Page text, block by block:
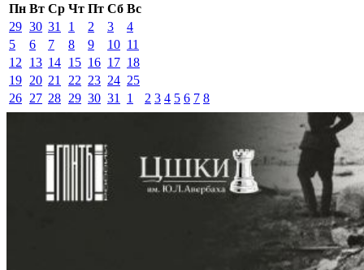
Пн Вт Ср Чт Пт Сб Вс
29 30 31 1 2 3
4
5
6 7 8 9 10 11
12
13 14 15 16 17 18
19 20 21 22 23 24 25
26 27 28 29 30 31 1 2 3 4 5 6 7 8